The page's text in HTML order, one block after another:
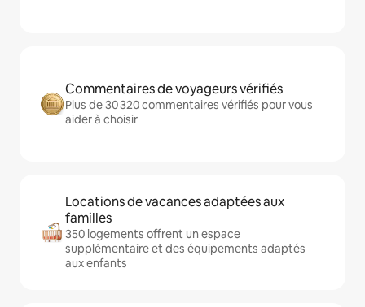
Commentaires de voyageurs vérifiés
Plus de 30 320 commentaires vérifiés pour vous
aider à choisir
Locations de vacances adaptées aux
familles
350 logements offrent un espace
supplémentaire et des équipements adaptés
aux enfants